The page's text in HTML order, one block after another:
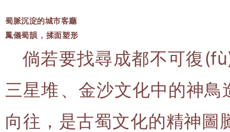
蜀脈沉淀的城市客廳
鳳儀蜀韻，揉面塑形
倘若要找尋成都不可復(fù)
三星堆、金沙文化中的
向往，是古蜀文化的精神圖騰